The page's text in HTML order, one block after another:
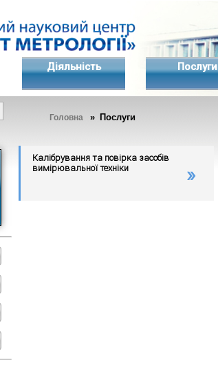
Діяльність Послуги
Головна » Послуги
Калібрування та повірка засобів
вимірювальної техніки